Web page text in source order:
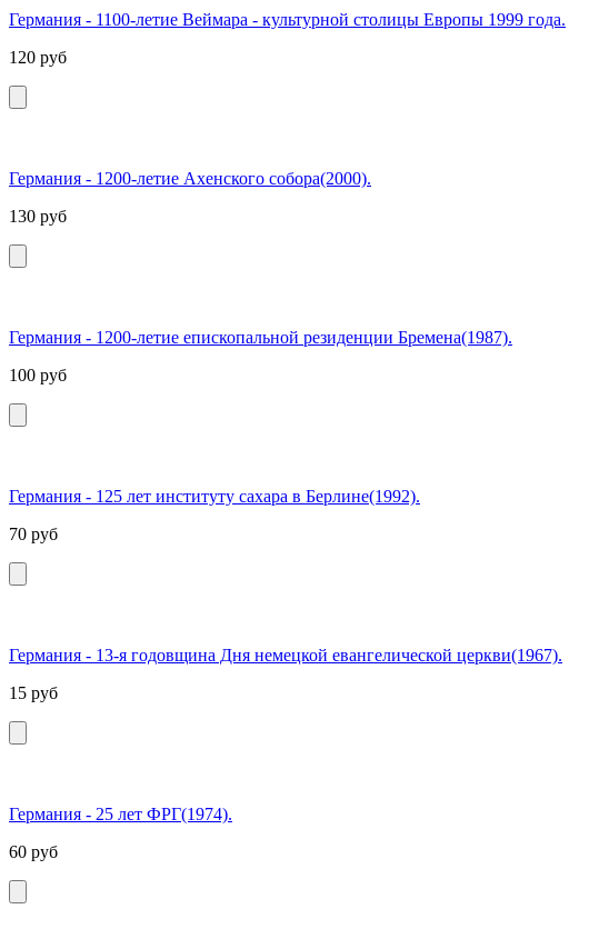
Германия - 1100-летие Веймара - культурной столицы Европы 1999 года.
120 руб
Германия - 1200-летие Ахенского собора(2000).
130 руб
Германия - 1200-летие епископальной резиденции Бремена(1987).
100 руб
Германия - 125 лет институту сахара в Берлине(1992).
70 руб
Германия - 13-я годовщина Дня немецкой евангелической церкви(1967).
15 руб
Германия - 25 лет ФРГ(1974).
60 руб